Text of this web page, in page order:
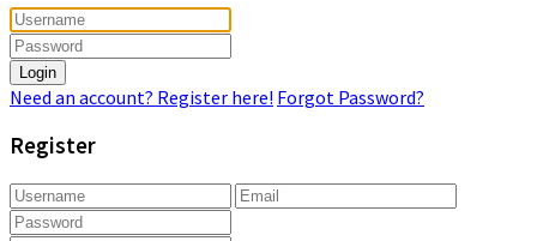
Login
Need an account? Register here! Forgot Password?
Register